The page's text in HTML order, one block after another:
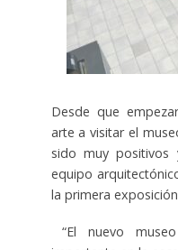
Desde que
arte a visitar el
sido muy
equipo
la primera
“El nuevo